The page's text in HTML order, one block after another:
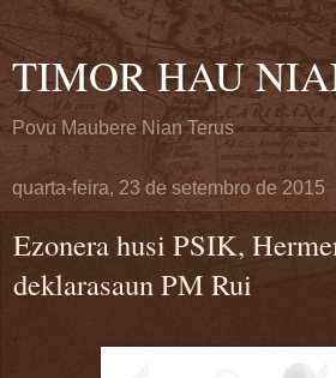
TIMOR HAU
Povu Maubere Nian Terus
quarta-feira, 23 de setembro de 2015
Ezonera husi PSIK,
deklarasaun PM Rui
.